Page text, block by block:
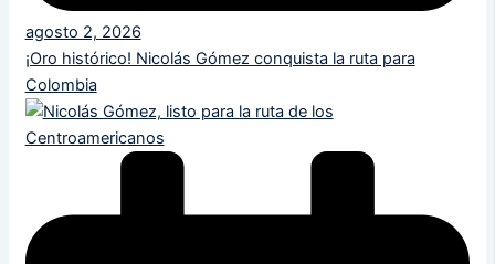
agosto 2, 2026
¡Oro histórico! Nicolás Gómez conquista la ruta para
Colombia